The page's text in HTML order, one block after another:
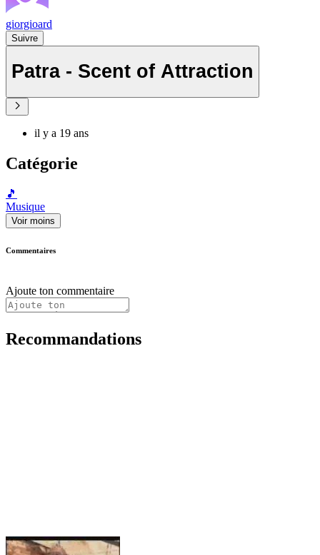
giorgioard
Suivre
Patra - Scent of Attraction
il y a 19 ans
Catégorie
🎵
Musique
Voir moins
Commentaires
Ajoute ton commentaire
Recommandations